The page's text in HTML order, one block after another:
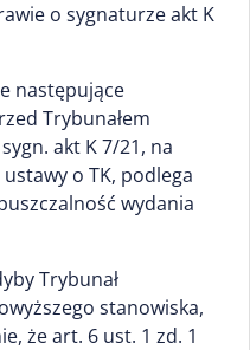
o sygnaturze akt K
następujące
Trybunałem
akt K 7/21, na
o TK, podlega
wydania
Trybunał
stanowiska,
że art. 6 ust. 1 zd. 1